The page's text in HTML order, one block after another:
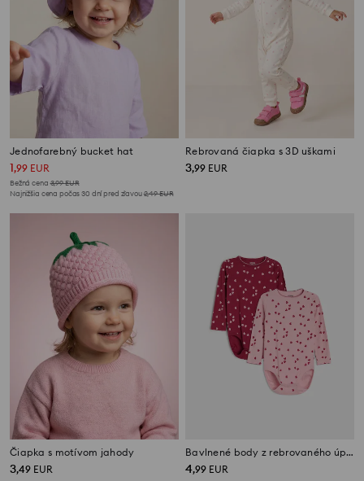
Jednofarebný bucket hat
1,99 EUR
Bežná cena 3,99EUR
Najnižšia cena počas 30 dní pred zľavou2,49EUR
Rebrovaná čiapka s 3D uškami
3,99 EUR
Čiapka s motívom jahody
3,49 EUR
Bavlnené body z rebrovaného úpletu s motívom sŕdc 2 pack
4,99 EUR